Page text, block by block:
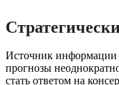
Источник
прогнозы
стать ответом на